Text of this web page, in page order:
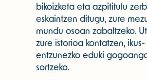
bikoizketa eta azpititulu
eskaintzen ditugu, zure
mundu osoan zabaltzeko.
zure istorioa kontatzen, ikus-
entzunezko eduki
sortzeko.